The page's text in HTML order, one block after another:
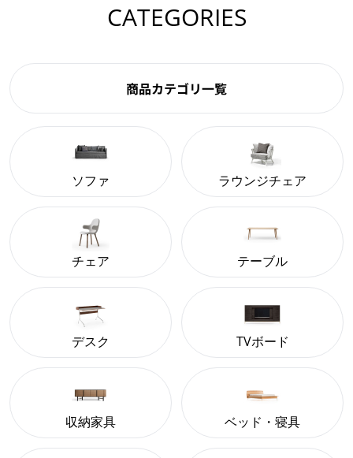
CATEGORIES
商品カテゴリ一覧
ソファ ラウンジチェア
チェア テーブル
デスク TVボード
収納家具 ベッド・寝具